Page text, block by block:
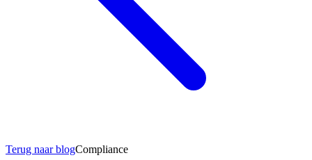
Terug naar blogCompliance